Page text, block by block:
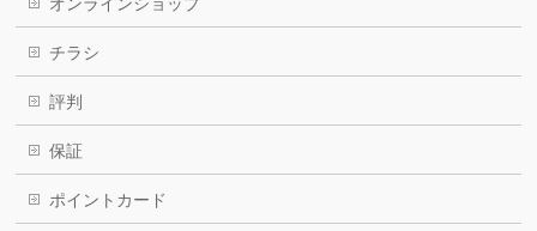
チラシ
評判
保証
ポイントカード